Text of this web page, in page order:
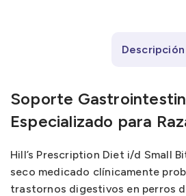
Descripción
Soporte
Especializado para
Hill’s Prescription Diet i/d Small
seco medicado clínicamente
trastornos digestivos en perros